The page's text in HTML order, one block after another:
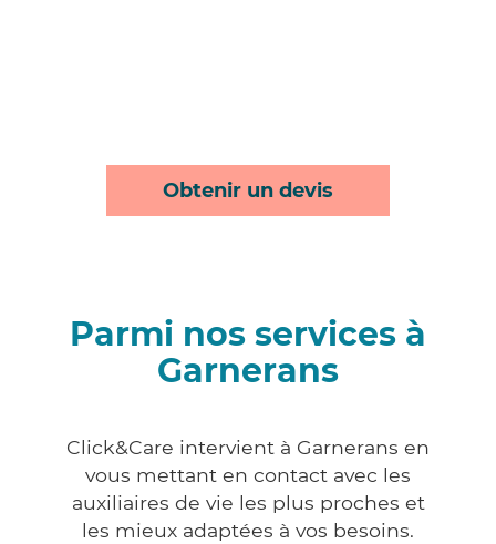
Obtenir un devis
Parmi nos services à
Garnerans
Click&Care intervient à Garnerans en
vous mettant en contact avec les
auxiliaires de vie les plus proches et
les mieux adaptées à vos besoins.